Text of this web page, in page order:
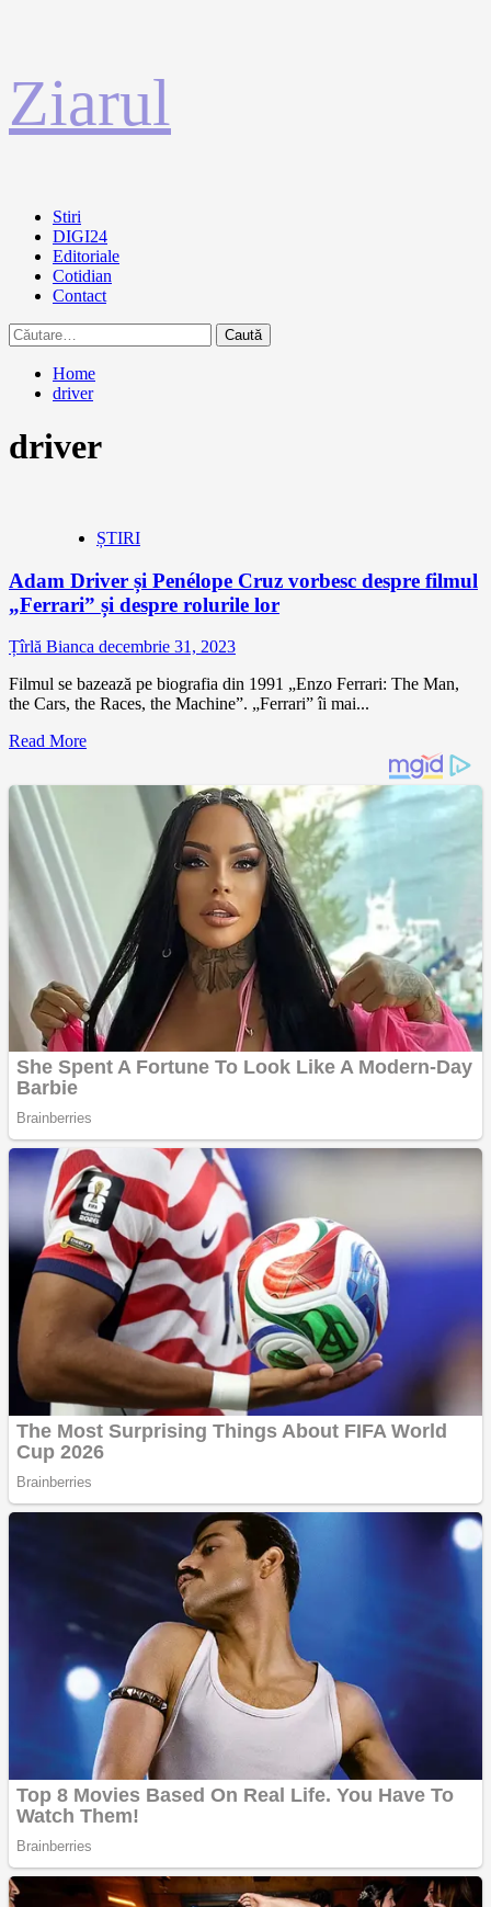
la
conținut
Ziarul
Primary
Menu
Stiri
DIGI24
Editoriale
Cotidian
Contact
Caută
după:
Home
driver
driver
ȘTIRI
Adam Driver și Penélope Cruz vorbesc despre filmul
„Ferrari” și despre rolurile lor
Țîrlă Bianca decembrie 31, 2023
Filmul se bazează pe biografia din 1991 „Enzo Ferrari: The Man,
the Cars, the Races, the Machine”. „Ferrari” îi mai...
Read More